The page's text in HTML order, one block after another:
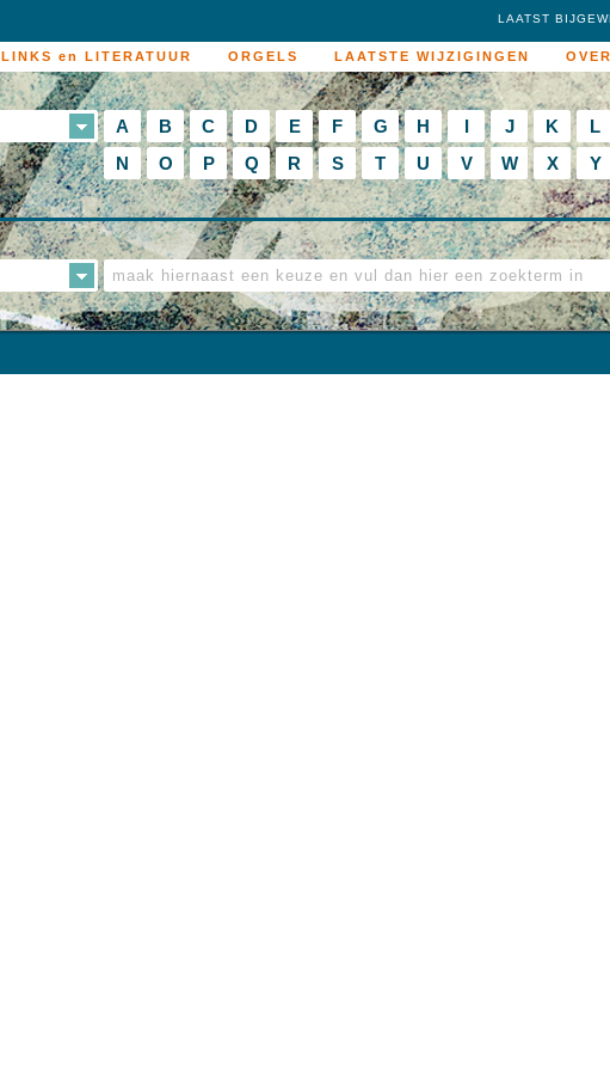
LINKS en LITERATUUR ORGELS LAATSTE WIJZIGINGEN
LAATST
A B C D E F G H I J K L
N
O P Q R S T U V W X Y